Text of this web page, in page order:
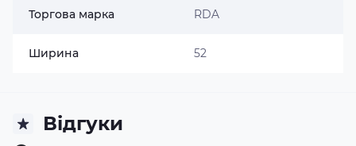
Торгова марка RDA
Ширина 52
Відгуки